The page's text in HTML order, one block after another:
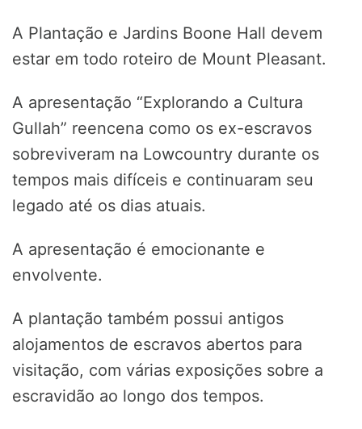
A Plantação e Jardins Boone Hall devem
estar em todo roteiro de Mount Pleasant.
A apresentação “Explorando a Cultura
Gullah” reencena como os ex-escravos
sobreviveram na Lowcountry durante os
tempos mais difíceis e continuaram seu
legado até os dias atuais.
A apresentação é emocionante e
envolvente.
A plantação também possui antigos
alojamentos de escravos abertos para
visitação, com várias exposições sobre a
escravidão ao longo dos tempos.